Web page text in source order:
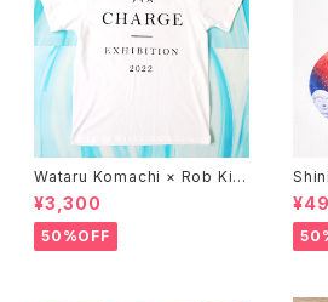
Wataru Komachi × Rob Kid
ney × A STORE ROBOT／T
-shirts 'DISCHARGE'
¥3,300
50%OFF
or